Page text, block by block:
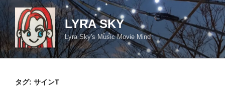
コ
ン
テ
ン
ツ
LYRA SKY
Lyra Sky's Music Movie Mind
タグ: サインT